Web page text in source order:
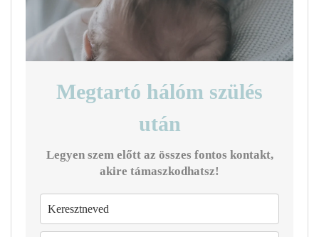
Megtartó hálóm szülés
után
Legyen szem előtt az összes fontos kontakt,
akire támaszkodhatsz!